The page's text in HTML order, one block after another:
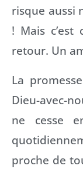
risque aussi
! Mais
retour. Un
La
Dieu-avec-
ne cesse
proche de